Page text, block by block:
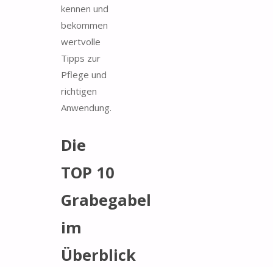
kennen und
bekommen
wertvolle
Tipps zur
Pflege und
richtigen
Anwendung.
Die
TOP 10
Grabegabel
im
Überblick